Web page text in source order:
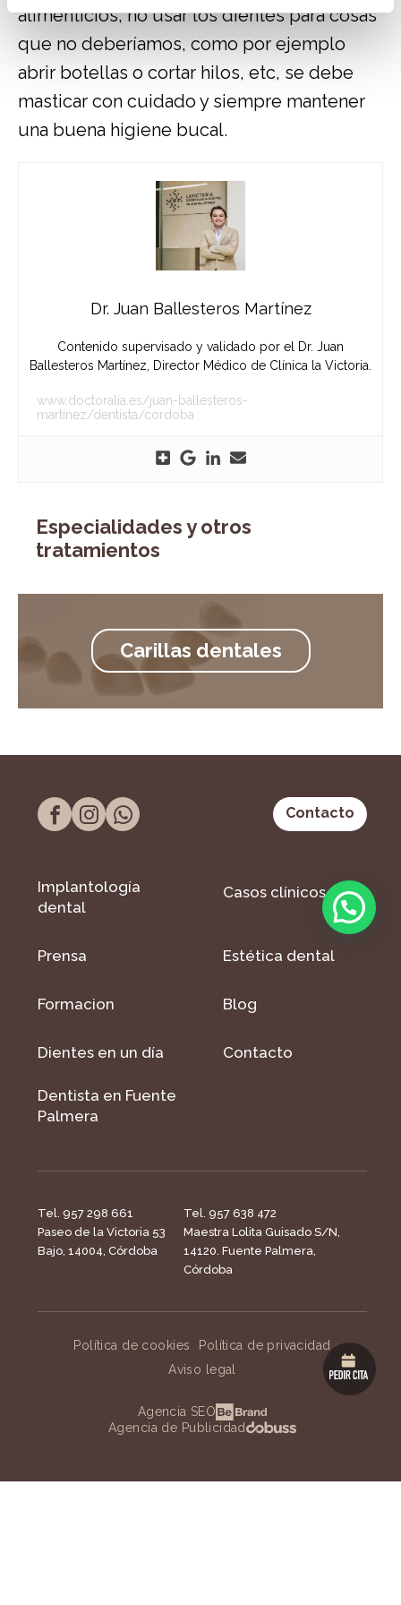
alimenticios, no usar los dientes para cosas
que no deberíamos, como por ejemplo
abrir botellas o cortar hilos, etc, se debe
masticar con cuidado y siempre mantener
una buena higiene bucal.
Dr. Juan Ballesteros Martínez
Contenido supervisado y validado por el Dr. Juan
Ballesteros Martínez, Director Médico de Clínica la Victoria.
www.doctoralia.es/juan-ballesteros-
martinez/dentista/cordoba
Especialidades y otros
tratamientos
Carillas dentales
Contacto
Implantología
dental
Casos clínicos
Prensa Estética dental
Formacion Blog
Dientes en un día Contacto
Dentista en Fuente
Palmera
Tel. 957 298 661
Paseo de la Victoria 53
Bajo, 14004, Córdoba
Tel. 957 638 472
Maestra Lolita Guisado S/N,
14120. Fuente Palmera,
Córdoba
Política de cookies
Política de privacidad
Aviso legal
Agencia SEO
Agencia de Publicidad